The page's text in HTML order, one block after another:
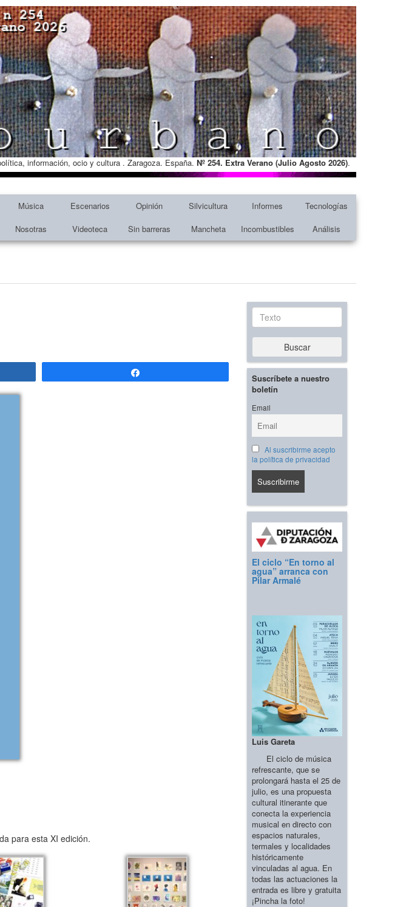
información, ocio y cultura . Zaragoza. España. Nº 254. Extra Verano (Julio Agosto 2026).
Música Escenarios Opinión Silvicultura Informes
Tecnologías
Nosotras Videoteca Sin barreras Mancheta Incombustibles Análisis
para esta XI edición.
Texto
Buscar
Suscríbete a nuestro
boletín
Email
Al suscribirme acepto
la política de privacidad
El ciclo “En torno al
agua” arranca con
Pilar Armalé
Luis Gareta
El ciclo de música
refrescante, que se
prolongará hasta el 25 de
julio, es una propuesta
cultural itinerante que
conecta la experiencia
musical en directo con
espacios naturales,
termales y localidades
históricamente
vinculadas al agua. En
todas las actuaciones la
entrada es libre y gratuita
¡Pincha la foto!